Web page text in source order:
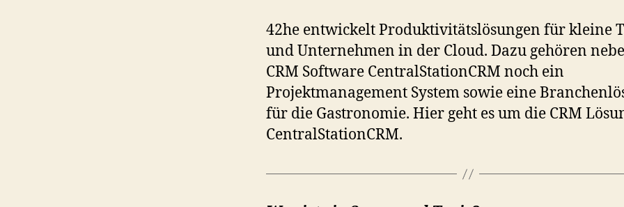
42he entwickelt Produktivitätslösungen für kleine
und Unternehmen in der Cloud. Dazu gehören
CRM Software CentralStationCRM noch ein
Projektmanagement System sowie eine
für die Gastronomie. Hier geht es um die CRM
CentralStationCRM.